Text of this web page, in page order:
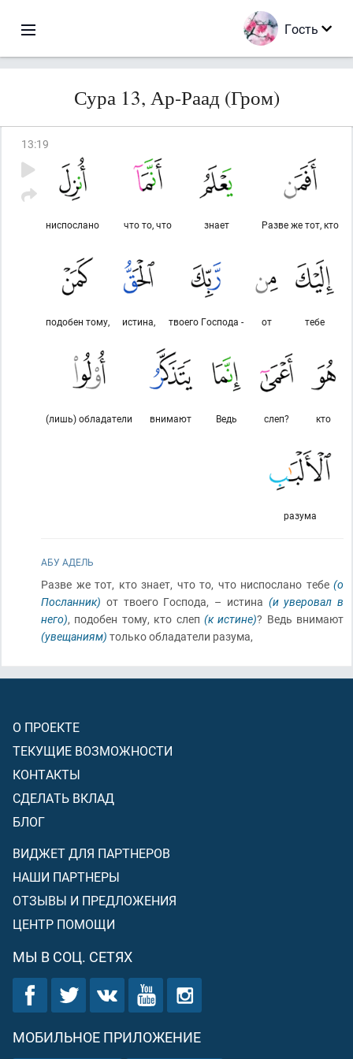
Гость
Сура 13, Ар-Раад (Гром)
13:19
Разве же тот, кто
знает
что то, что
ниспослано
тебе
от
твоего Господа -
истина,
подобен тому,
кто
слеп?
Ведь
внимают
(лишь) обладатели
разума
АБУ АДЕЛЬ
Разве же тот, кто знает, что то, что ниспослано тебе (о
Посланник) от твоего Господа, – истина (и уверовал в
него), подобен тому, кто слеп (к истине)? Ведь внимают
(увещаниям) только обладатели разума,
О ПРОЕКТЕ
ТЕКУЩИЕ ВОЗМОЖНОСТИ
КОНТАКТЫ
СДЕЛАТЬ ВКЛАД
БЛОГ
ВИДЖЕТ ДЛЯ ПАРТНЕРОВ
НАШИ ПАРТНЕРЫ
ОТЗЫВЫ И ПРЕДЛОЖЕНИЯ
ЦЕНТР ПОМОЩИ
МЫ В СОЦ. СЕТЯХ
МОБИЛЬНОЕ ПРИЛОЖЕНИЕ